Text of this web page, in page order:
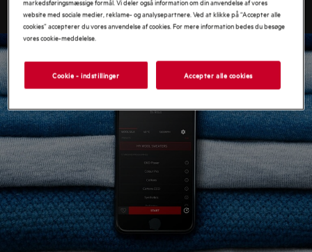
website med sociale medier, reklame- og analysepartnere. Ved at klikke på “Accepter alle
cookies” accepterer du vores anvendelse af cookies. For mere information bedes du besøge
vores cookie-meddelelse.
Cookie - indstillinger Accepter alle cookies